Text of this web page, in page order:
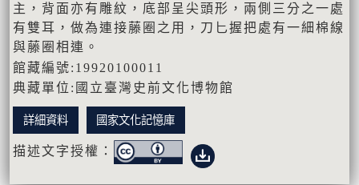
主，背面亦有雕紋，底部呈尖頭形，兩側三分之一處
有雙耳，做為連接藤圈之用，刀匕握把處有一細棉線
與藤圈相連。
館藏編號:19920100011
典藏單位:國立臺灣史前文化博物館
詳細資料 國家文化記憶庫
描述文字授權：